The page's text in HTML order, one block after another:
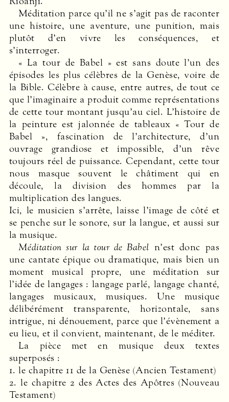
Méditation parce qu’il ne s’agit pas de raconter
une histoire, une aventure, une punition, mais
plutôt d’en vivre les conséquences, et
s’interroger.
« La tour de Babel » est sans doute l’un des
épisodes les plus célèbres de la Genèse, voire de
la Bible. Célèbre à cause, entre autres, de tout ce
que l’imaginaire a produit comme représentations
de cette tour montant jusqu’au ciel. L’histoire de
la peinture est jalonnée de tableaux « Tour de
Babel », fascination de l’architecture, d’un
ouvrage grandiose et impossible, d’un rêve
toujours réel de puissance. Cependant, cette tour
nous masque souvent le châtiment qui en
découle, la division des hommes par la
multiplication des langues.
Ici, le musicien s’arrête, laisse l’image de côté et
se penche sur le sonore, sur la langue, et aussi sur
la musique.
Méditation sur la tour de Babel n’est donc pas
une cantate épique ou dramatique, mais bien un
moment musical propre, une méditation sur
l’idée de langages : langage parlé, langage chanté,
langages musicaux, musiques. Une musique
délibérément transparente, horizontale, sans
intrigue, ni dénouement, parce que l’évènement a
eu lieu, et il convient, maintenant, de le méditer.
La pièce met en musique deux textes
superposés :
1. le chapitre 11 de la Genèse (Ancien Testament)
2. le chapitre 2 des Actes des Apôtres (Nouveau
Testament)